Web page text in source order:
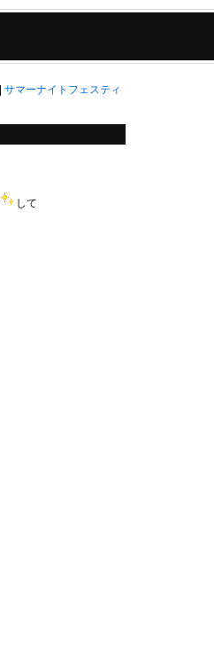
サマーナイトフェスティ
して